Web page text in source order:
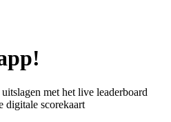
met het live leaderboard
digitale scorekaart